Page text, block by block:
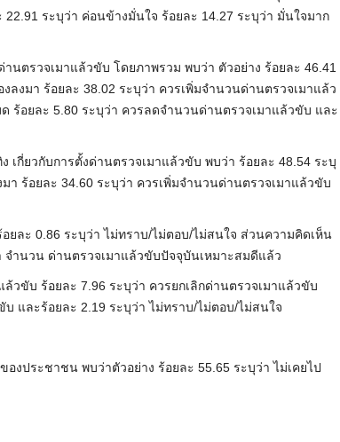
ระบุว่า ค่อนข้างมั่นใจ ร้อยละ 14.27 ระบุว่า มั่นใจมาก
นตรวจเมาแล้วขับ โดยภาพรวม พบว่า ตัวอย่าง ร้อยละ 46.41
งมา ร้อยละ 38.02 ระบุว่า ควรเพิ่มจำนวนด่านตรวจเมาแล้ว
ร้อยละ 5.80 ระบุว่า ควรลดจำนวนด่านตรวจเมาแล้วขับ และ
เกี่ยวกับการตั้งด่านตรวจเมาแล้วขับ พบว่า ร้อยละ 48.54 ระบุ
ร้อยละ 34.60 ระบุว่า ควรเพิ่มจำนวนด่านตรวจเมาแล้วขับ
ละ 0.86 ระบุว่า ไม่ทราบ/ไม่ตอบ/ไม่สนใจ ส่วนความคิดเห็น
จำนวน ด่านตรวจเมาแล้วขับปัจจุบันเหมาะสมดีแล้ว
วขับ ร้อยละ 7.96 ระบุว่า ควรยกเลิกด่านตรวจเมาแล้วขับ
และร้อยละ 2.19 ระบุว่า ไม่ทราบ/ไม่ตอบ/ไม่สนใจ
งประชาชน พบว่าตัวอย่าง ร้อยละ 55.65 ระบุว่า ไม่เคยไป